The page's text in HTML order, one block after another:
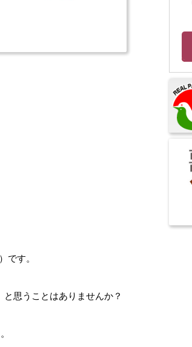
）です。
と思うことはありませんか？